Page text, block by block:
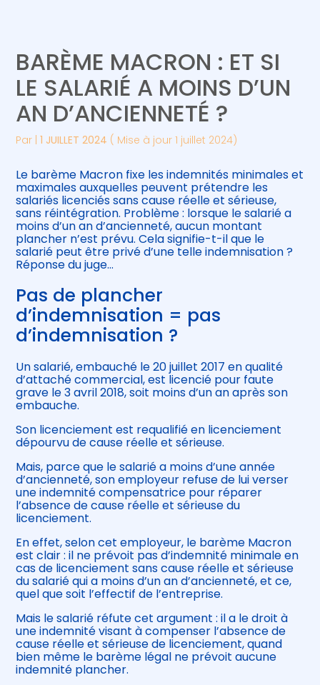
Gérer votre quotidien
Piloter votre entreprise
Développer votre entreprise
Construire votre patrimoine
Être prêt pour la facturation
électronique
Suivre votre comptabilité
Gérer vos ressources humaines
BARÈME MACRON : ET SI
LE SALARIÉ A MOINS D’UN
AN D’ANCIENNETÉ ?
Par |1 JUILLET 2024 ( Mise à jour 1 juillet 2024)
Le barème Macron fixe les indemnités minimales et
maximales auxquelles peuvent prétendre les
salariés licenciés sans cause réelle et sérieuse,
sans réintégration. Problème : lorsque le salarié a
moins d’un an d’ancienneté, aucun montant
plancher n’est prévu. Cela signifie-t-il que le
salarié peut être privé d’une telle indemnisation ?
Réponse du juge…
Pas de plancher
d’indemnisation = pas
d’indemnisation ?
Un salarié, embauché le 20 juillet 2017 en qualité
d’attaché commercial, est licencié pour faute
grave le 3 avril 2018, soit moins d’un an après son
embauche.
Son licenciement est requalifié en licenciement
dépourvu de cause réelle et sérieuse.
Mais, parce que le salarié a moins d’une année
d’ancienneté, son employeur refuse de lui verser
une indemnité compensatrice pour réparer
l’absence de cause réelle et sérieuse du
licenciement.
En effet, selon cet employeur, le barème Macron
est clair : il ne prévoit pas d’indemnité minimale en
cas de licenciement sans cause réelle et sérieuse
du salarié qui a moins d’un an d’ancienneté, et ce,
quel que soit l’effectif de l’entreprise.
Mais le salarié réfute cet argument : il a le droit à
une indemnité visant à compenser l’absence de
cause réelle et sérieuse de licenciement, quand
bien même le barème légal ne prévoit aucune
indemnité plancher.